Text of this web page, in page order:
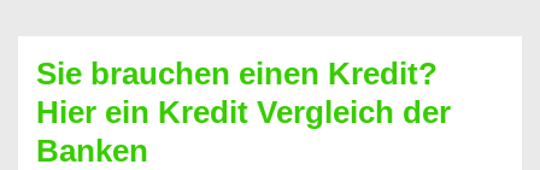
Summe
Geld?
Hier
Sie brauchen einen Kredit?
Hier ein Kredit Vergleich der
Banken